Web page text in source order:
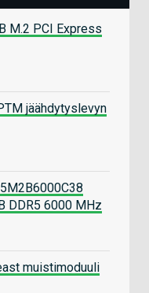
M.2 PCI Express
jäähdytyslevyn
DDR5 6000 MHz
muistimoduuli